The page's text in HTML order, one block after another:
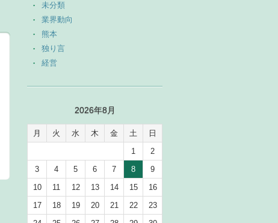
未分類
業界動向
熊本
独り言
経営
2026年8月
月 火 水 木 金 土
日
1
2
3
4 5 6 7 8
9
10
11 12 13 14 15
16
17
18 19 20 21 22
23